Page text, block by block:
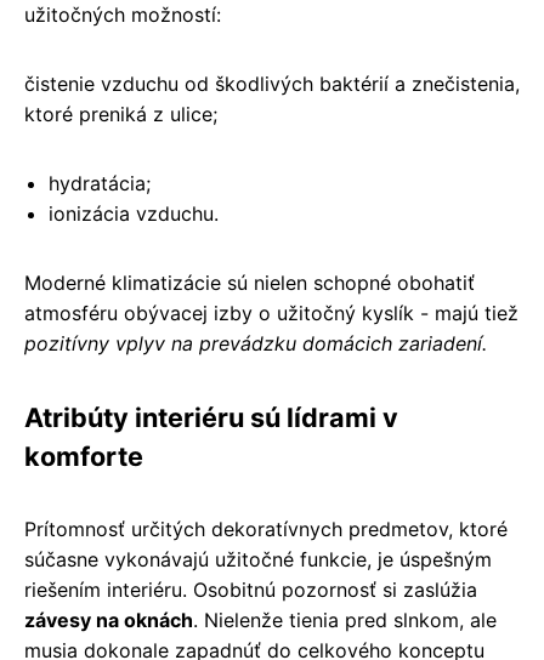
užitočných možností:
čistenie vzduchu od škodlivých baktérií a znečistenia,
ktoré preniká z ulice;
hydratácia;
ionizácia vzduchu.
Moderné klimatizácie sú nielen schopné obohatiť
atmosféru obývacej izby o užitočný kyslík - majú tiež
pozitívny vplyv na prevádzku domácich zariadení.
Atribúty interiéru sú lídrami v
komforte
Prítomnosť určitých dekoratívnych predmetov, ktoré
súčasne vykonávajú užitočné funkcie, je úspešným
riešením interiéru. Osobitnú pozornosť si zaslúžia
závesy na oknách. Nielenže tienia pred slnkom, ale
musia dokonale zapadnúť do celkového konceptu